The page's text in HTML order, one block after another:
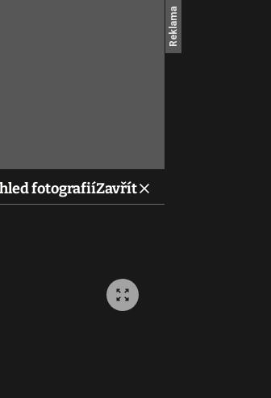
fotografiíZavřít